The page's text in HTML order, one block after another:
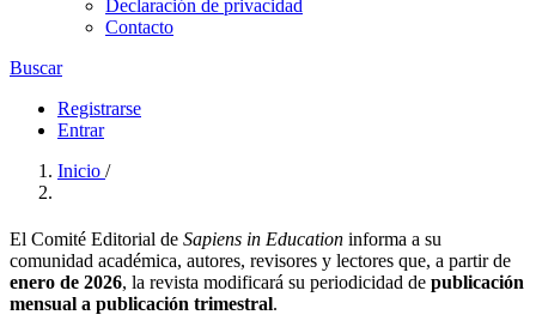
Declaración de privacidad
Contacto
Buscar
Registrarse
Entrar
Inicio /
El Comité Editorial de Sapiens in Education informa a su
comunidad académica, autores, revisores y lectores que, a partir de
enero de 2026, la revista modificará su periodicidad de publicación
mensual a publicación trimestral.